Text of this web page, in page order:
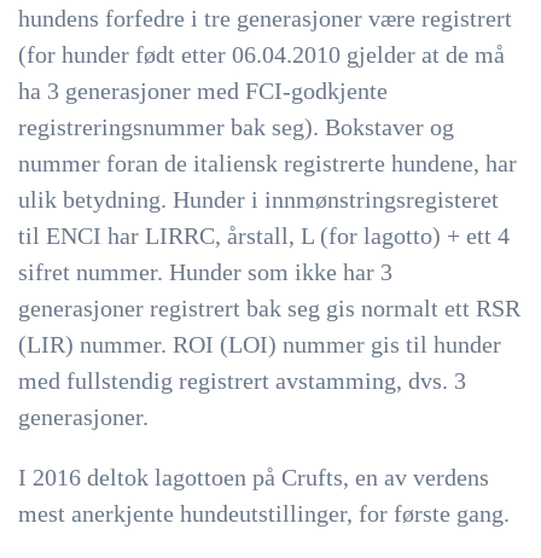
hundens forfedre i tre generasjoner være registrert
(for hunder født etter 06.04.2010 gjelder at de må
ha 3 generasjoner med FCI-godkjente
registreringsnummer bak seg). Bokstaver og
nummer foran de italiensk registrerte hundene, har
ulik betydning. Hunder i innmønstringsregisteret
til ENCI har LIRRC, årstall, L (for lagotto) + ett 4
sifret nummer. Hunder som ikke har 3
generasjoner registrert bak seg gis normalt ett RSR
(LIR) nummer. ROI (LOI) nummer gis til hunder
med fullstendig registrert avstamming, dvs. 3
generasjoner.
I 2016 deltok lagottoen på Crufts, en av verdens
mest anerkjente hundeutstillinger, for første gang.